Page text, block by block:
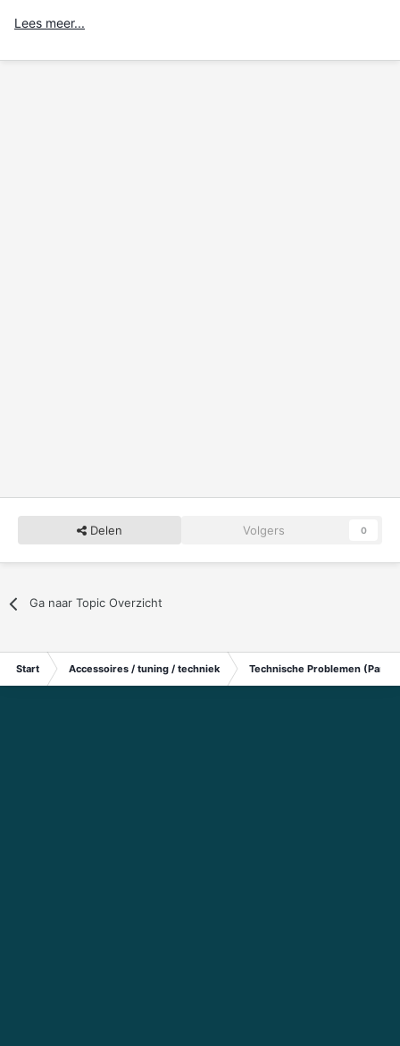
Lees meer...
Delen Volgers 0
Ga naar Topic Overzicht
Start Accessoires / tuning / techniek Technische Problemen